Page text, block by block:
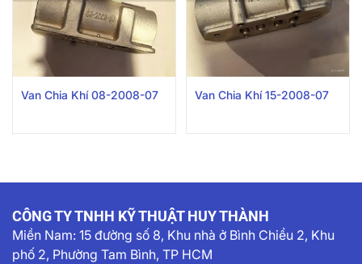
Van Chia Khí 08-2008-07 Van Chia Khí 15-2008-07
CÔNG TY TNHH KỸ THUẬT HUY THÀNH
Miền Nam: 15 đường số 8, Khu nhà ở Bình Chiểu 2, Khu
phố 2, Phường Tam Bình, TP HCM